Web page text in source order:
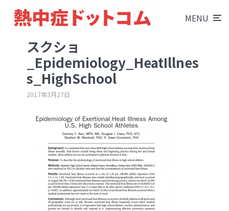
MENU
スクショ
_Epidemiology_HeatIllnes
s_HighSchool
2017年3月27日